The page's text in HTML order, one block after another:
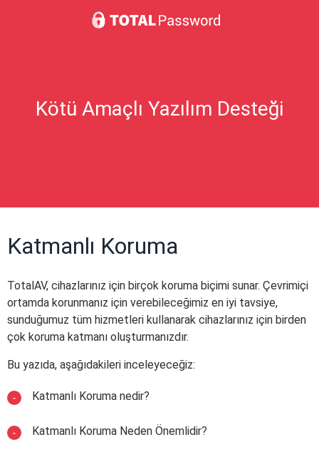
Kötü Amaçlı Yazılım Desteği
Katmanlı Koruma
TotalAV, cihazlarınız için birçok koruma biçimi sunar. Çevrimiçi
ortamda korunmanız için verebileceğimiz en iyi tavsiye,
sunduğumuz tüm hizmetleri kullanarak cihazlarınız için birden
çok koruma katmanı oluşturmanızdır.
Bu yazıda, aşağıdakileri inceleyeceğiz:
Katmanlı Koruma nedir?
Katmanlı Koruma Neden Önemlidir?